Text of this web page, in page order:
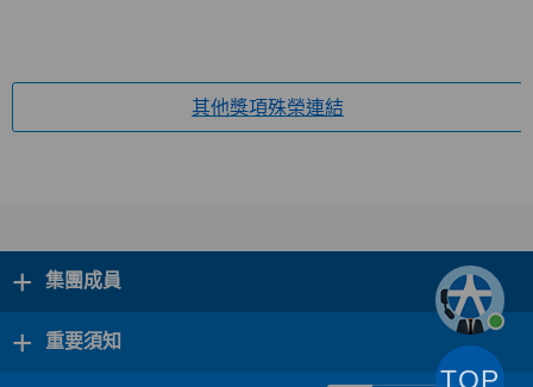
其他獎項殊榮連結
+ 集團成員
+ 重要須知
TOP